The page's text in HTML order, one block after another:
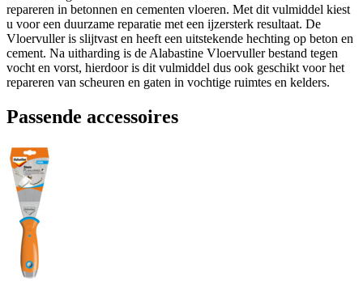
repareren in betonnen en cementen vloeren. Met dit vulmiddel kiest
u voor een duurzame reparatie met een ijzersterk resultaat. De
Vloervuller is slijtvast en heeft een uitstekende hechting op beton en
cement. Na uitharding is de Alabastine Vloervuller bestand tegen
vocht en vorst, hierdoor is dit vulmiddel dus ook geschikt voor het
repareren van scheuren en gaten in vochtige ruimtes en kelders.
Passende accessoires